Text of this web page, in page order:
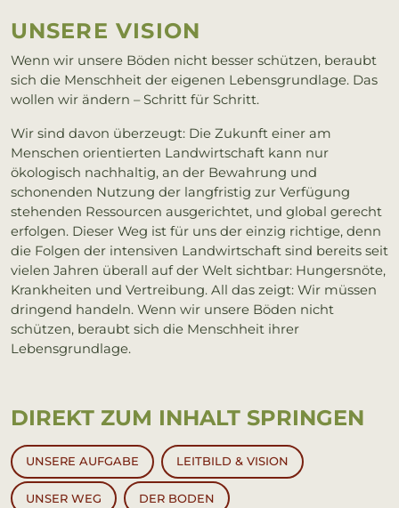
UN­SE­RE VI­SI­ON
Wenn wir unsere Böden nicht besser schützen, beraubt
sich die Menschheit der eigenen Lebensgrundlage. Das
wollen wir ändern – Schritt für Schritt.
Wir sind davon überzeugt: Die Zukunft einer am
Menschen orientierten Landwirtschaft kann nur
ökologisch nachhaltig, an der Bewahrung und
schonenden Nutzung der langfristig zur Verfügung
stehenden Ressourcen ausgerichtet, und global gerecht
erfolgen. Dieser Weg ist für uns der einzig richtige, denn
die Folgen der intensiven Landwirtschaft sind bereits seit
vielen Jahren überall auf der Welt sichtbar: Hungersnöte,
Krankheiten und Vertreibung. All das zeigt: Wir müssen
dringend handeln. Wenn wir unsere Böden nicht
schützen, beraubt sich die Menschheit ihrer
Lebensgrundlage.
DI­REKT ZUM IN­HALT SPRIN­GEN
UNSERE AUFGABE LEITBILD & VISION
UNSER WEG DER BODEN